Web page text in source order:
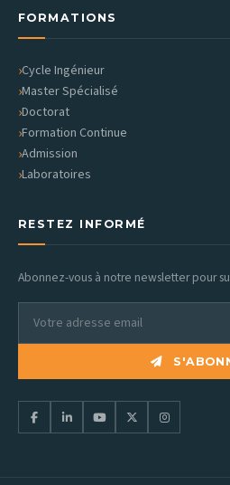
FORMATIONS
Cycle Ingénieur
Master Spécialisé
Doctorat
Formation Continue
Admission
Laboratoires
RESTEZ INFORMÉ
Abonnez-vous à notre newsletter pour